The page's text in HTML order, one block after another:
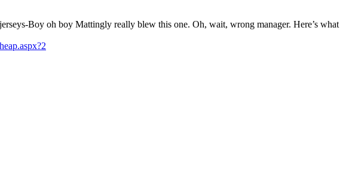
Boy oh boy Mattingly really blew this one. Oh, wait, wrong manager. Here’s what